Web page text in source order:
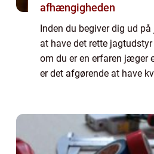
afhængigheden
Inden du begiver dig ud
at have det rette
om du er en erfaren jæger
er det afgørende at have